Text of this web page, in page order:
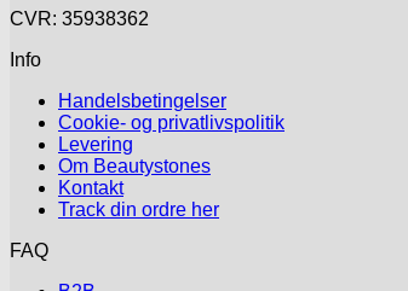
CVR: 35938362
Info
Handelsbetingelser
Cookie- og privatlivspolitik
Levering
Om Beautystones
Kontakt
Track din ordre her
FAQ